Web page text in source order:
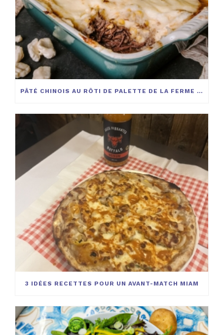
PÂTÉ CHINOIS AU RÔTI DE PALETTE DE LA FERME BOVIGA
3 IDÉES RECETTES POUR UN AVANT-MATCH MIAM